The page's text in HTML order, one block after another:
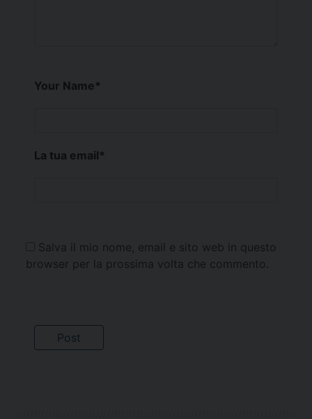
Your Name*
La tua email*
Salva il mio nome, email e sito web in questo
browser per la prossima volta che commento.